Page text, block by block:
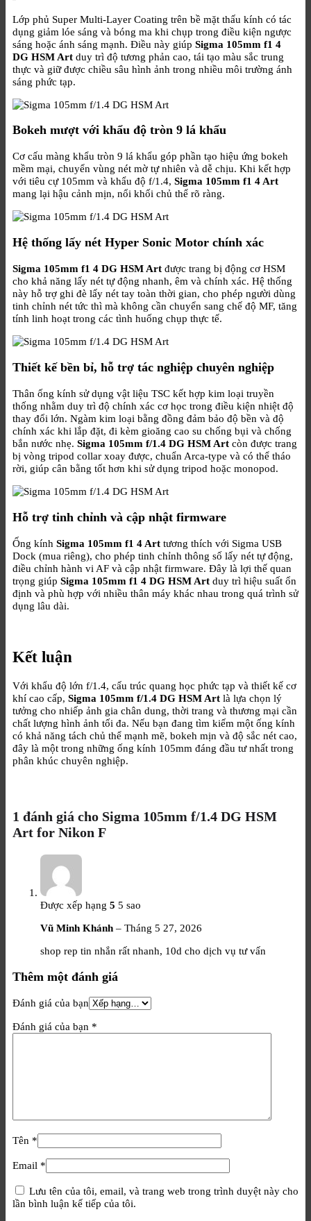
Lớp phủ Super Multi-Layer Coating trên bề mặt thấu kính có tác
dụng giảm lóe sáng và bóng ma khi chụp trong điều kiện ngược
sáng hoặc ánh sáng mạnh. Điều này giúp Sigma 105mm f1 4
DG HSM Art duy trì độ tương phản cao, tái tạo màu sắc trung
thực và giữ được chiều sâu hình ảnh trong nhiều môi trường ánh
sáng phức tạp.
Bokeh mượt với khẩu độ tròn 9 lá khẩu
Cơ cấu màng khẩu tròn 9 lá khẩu góp phần tạo hiệu ứng bokeh
mềm mại, chuyển vùng nét mờ tự nhiên và dễ chịu. Khi kết hợp
với tiêu cự 105mm và khẩu độ f/1.4, Sigma 105mm f1 4 Art
mang lại hậu cảnh mịn, nổi khối chủ thể rõ ràng.
Hệ thống lấy nét Hyper Sonic Motor chính xác
Sigma 105mm f1 4 DG HSM Art được trang bị động cơ HSM
cho khả năng lấy nét tự động nhanh, êm và chính xác. Hệ thống
này hỗ trợ ghi đè lấy nét tay toàn thời gian, cho phép người dùng
tinh chỉnh nét tức thì mà không cần chuyển sang chế độ MF, tăng
tính linh hoạt trong các tình huống chụp thực tế.
Thiết kế bền bỉ, hỗ trợ tác nghiệp chuyên nghiệp
Thân ống kính sử dụng vật liệu TSC kết hợp kim loại truyền
thống nhằm duy trì độ chính xác cơ học trong điều kiện nhiệt độ
thay đổi lớn. Ngàm kim loại bằng đồng đảm bảo độ bền và độ
chính xác khi lắp đặt, đi kèm gioăng cao su chống bụi và chống
bắn nước nhẹ. Sigma 105mm f/1.4 DG HSM Art còn được trang
bị vòng tripod collar xoay được, chuẩn Arca-type và có thể tháo
rời, giúp cân bằng tốt hơn khi sử dụng tripod hoặc monopod.
Hỗ trợ tinh chỉnh và cập nhật firmware
Ống kính Sigma 105mm f1 4 Art tương thích với Sigma USB
Dock (mua riêng), cho phép tinh chỉnh thông số lấy nét tự động,
điều chỉnh hành vi AF và cập nhật firmware. Đây là lợi thế quan
trọng giúp Sigma 105mm f1 4 DG HSM Art duy trì hiệu suất ổn
định và phù hợp với nhiều thân máy khác nhau trong quá trình sử
dụng lâu dài.
Kết luận
Với khẩu độ lớn f/1.4, cấu trúc quang học phức tạp và thiết kế cơ
khí cao cấp, Sigma 105mm f/1.4 DG HSM Art là lựa chọn lý
tưởng cho nhiếp ảnh gia chân dung, thời trang và thương mại cần
chất lượng hình ảnh tối đa. Nếu bạn đang tìm kiếm một ống kính
có khả năng tách chủ thể mạnh mẽ, bokeh mịn và độ sắc nét cao,
đây là một trong những ống kính 105mm đáng đầu tư nhất trong
phân khúc chuyên nghiệp.
1 đánh giá cho Sigma 105mm f/1.4 DG HSM
Art for Nikon F
Được xếp hạng 5 5 sao
Vũ Minh Khánh – Tháng 5 27, 2026
shop rep tin nhắn rất nhanh, 10d cho dịch vụ tư vấn
Thêm một đánh giá
Đánh giá của bạn
Đánh giá của bạn *
Tên *
Email *
Lưu tên của tôi, email, và trang web trong trình duyệt này cho
lần bình luận kế tiếp của tôi.